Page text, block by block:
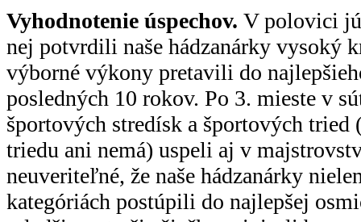
Vyhodnotenie úspechov. V polovici
nej potvrdili naše hádzanárky vysoký
výborné výkony pretavili do
posledných 10 rokov. Po 3. mieste v
športových stredísk a športových
triedu ani nemá) uspeli aj v
neuveriteľné, že naše hádzanárky
kategóriách postúpili do najlepšej